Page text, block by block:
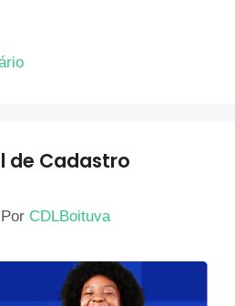
de Cadastro
Por CDLBoituva